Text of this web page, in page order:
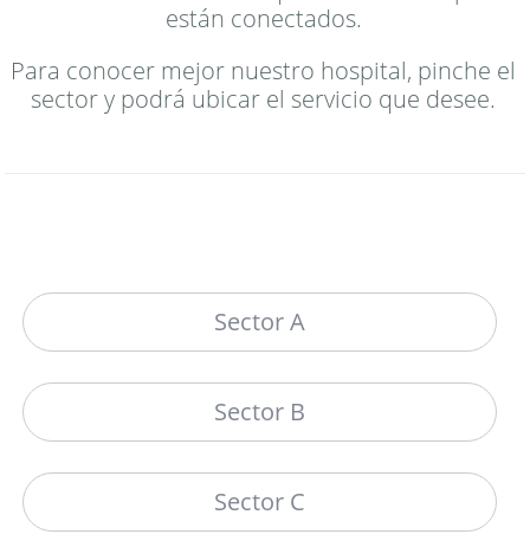
están conectados.
Para conocer mejor nuestro hospital, pinche el
sector y podrá ubicar el servicio que desee.
Sector A
Sector B
Sector C